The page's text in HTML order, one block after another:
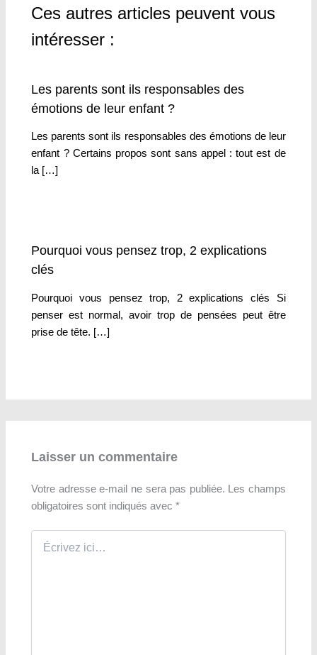
Ces autres articles peuvent vous
intéresser :
Les parents sont ils responsables des
émotions de leur enfant ?
Les parents sont ils responsables des émotions de leur
enfant ? Certains propos sont sans appel : tout est de
la […]
Pourquoi vous pensez trop, 2 explications
clés
Pourquoi vous pensez trop, 2 explications clés Si
penser est normal, avoir trop de pensées peut être
prise de tête. […]
Laisser un commentaire
Votre adresse e-mail ne sera pas publiée. Les champs
obligatoires sont indiqués avec*
ici…